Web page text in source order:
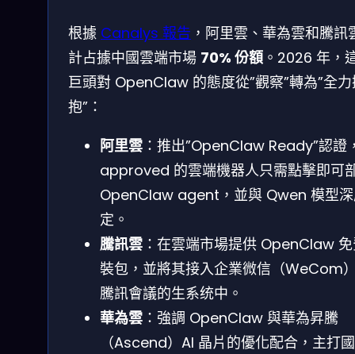
根據 Canalys 報告 ，阿里雲、華為雲和騰訊
計占據中國雲端市場 70% 份額 。2026 年，
巨頭對 OpenClaw 的態度從”觀察”轉為”全
抱”：
阿里雲 ：推出”OpenClaw Ready”認證
approved 的雲端機器人只需點擊即可
OpenClaw agent，並與 Qwen 模型
定。
騰訊雲 ：在雲端市場提供 OpenClaw
裝包，並將其接入企業微信（WeCom
騰訊會議的生系统中。
華為雲 ：強調 OpenClaw 與華為昇騰
（Ascend）AI 晶片的優化配合，主打